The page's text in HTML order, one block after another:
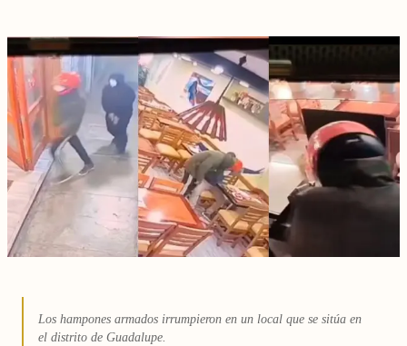
Los hampones armados irrumpieron en un local que se sitúa en
el distrito de Guadalupe.